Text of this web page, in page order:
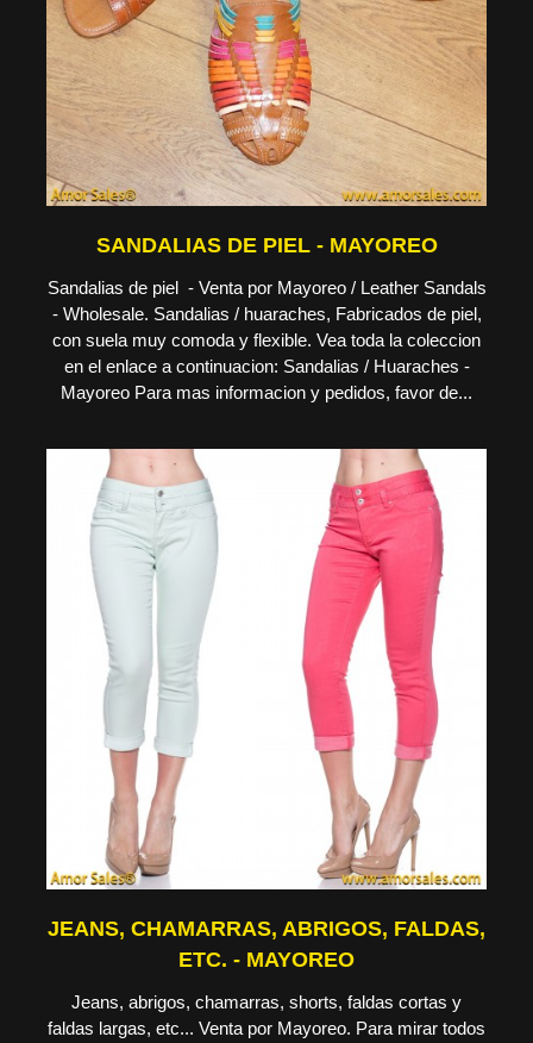
SANDALIAS DE PIEL - MAYOREO
Sandalias de piel - Venta por Mayoreo / Leather Sandals
- Wholesale. Sandalias / huaraches, Fabricados de piel,
con suela muy comoda y flexible. Vea toda la coleccion
en el enlace a continuacion: Sandalias / Huaraches -
Mayoreo Para mas informacion y pedidos, favor de...
JEANS, CHAMARRAS, ABRIGOS, FALDAS,
ETC. - MAYOREO
Jeans, abrigos, chamarras, shorts, faldas cortas y
faldas largas, etc... Venta por Mayoreo. Para mirar todos